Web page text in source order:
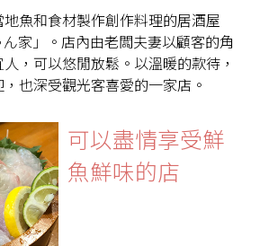
魚和食材製作創作料理的居酒屋
ん家」。店內由老闆夫妻以顧客的角
，可以悠閒放鬆。以溫暖的款待，
也深受觀光客喜愛的一家店。
可以盡情享受鮮
魚鮮味的店